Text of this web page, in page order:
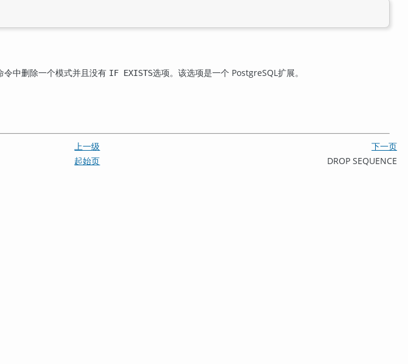
令中删除一个模式并且没有 IF EXISTS选项。该选项是一个 PostgreSQL 扩展。
上一级
下一页
起始页 DROP SEQUENCE